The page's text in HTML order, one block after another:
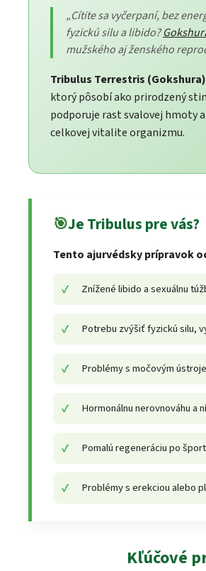
„Cítite sa vyčerpaní, bez
fyzickú silu a libido?
mužského aj ženského
Tribulus Terrestris (Gokshura)
ktorý pôsobí ako prirodzený
podporuje rast svalovej hmoty
celkovej vitalite organizmu.
🎯Je Tribulus pre vás?
Tento ajurvédsky prípravok
Znížené libido a sexuálnu
Potrebu zvýšiť fyzickú silu,
Problémy s močovým
Hormonálnu nerovnováhu a
Pomalú regeneráciu po
Problémy s erekciou alebo
Kľúčové